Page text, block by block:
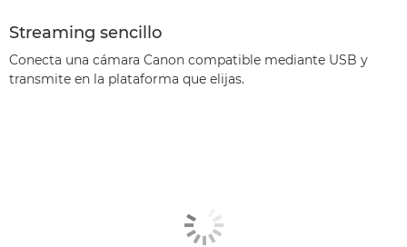
Streaming sencillo
Conecta una cámara Canon compatible mediante USB y
transmite en la plataforma que elijas.